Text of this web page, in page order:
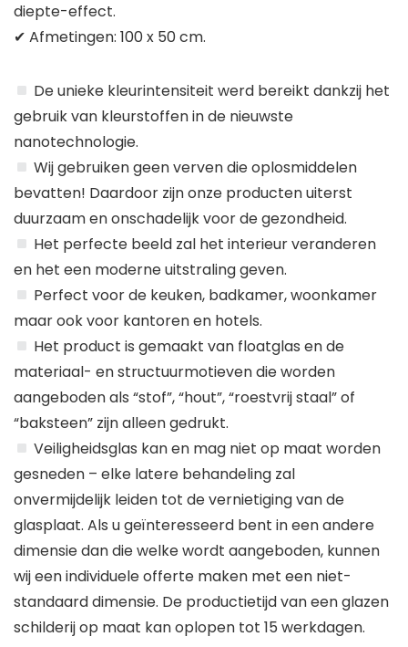
diepte-effect.
✔ Afmetingen: 100 x 50 cm.
De unieke kleurintensiteit werd bereikt dankzij het
gebruik van kleurstoffen in de nieuwste
nanotechnologie.
Wij gebruiken geen verven die oplosmiddelen
bevatten! Daardoor zijn onze producten uiterst
duurzaam en onschadelijk voor de gezondheid.
Het perfecte beeld zal het interieur veranderen
en het een moderne uitstraling geven.
Perfect voor de keuken, badkamer, woonkamer
maar ook voor kantoren en hotels.
Het product is gemaakt van floatglas en de
materiaal- en structuurmotieven die worden
aangeboden als “stof”, “hout”, “roestvrij staal” of
“baksteen” zijn alleen gedrukt.
Veiligheidsglas kan en mag niet op maat worden
gesneden – elke latere behandeling zal
onvermijdelijk leiden tot de vernietiging van de
glasplaat. Als u geïnteresseerd bent in een andere
dimensie dan die welke wordt aangeboden, kunnen
wij een individuele offerte maken met een niet-
standaard dimensie. De productietijd van een glazen
schilderij op maat kan oplopen tot 15 werkdagen.